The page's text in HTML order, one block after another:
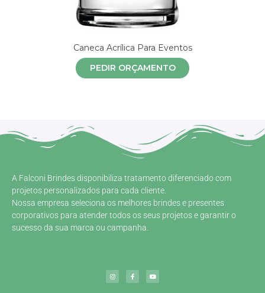
Caneca Acrílica Para Eventos
PEDIR ORÇAMENTO
A Falconi Brindes disponibiliza tratamento diferenciado com
projetos personalizados para cada cliente.
Nossa empresa seleciona os melhores brindes e presentes
corporativos para atender todos os seus projetos e garantir o
sucesso da sua marca ou campanha.